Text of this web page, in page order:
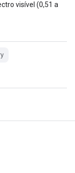
visível (0,51 a